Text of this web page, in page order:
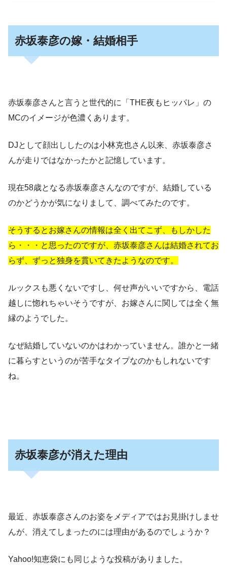
赤坂泰彦の嫁・結婚相手
赤坂泰彦さんと言うと世代的に「THE夜もヒッパレ」の
MCのイメージが色濃くあります。
DJとして顔出ししたのは小林克也さん以来、赤坂泰彦さ
んが走りではなかったかと記憶しています。
現在58歳となる赤坂泰彦さんなのですが、結婚している
のかどうかが気になりまして、調べてみたのです。
そうするとお嫁さんの情報は全く出てこず、もしかした
ら・・・と思ったのですが、赤坂泰彦さんは結婚されてお
らず、ずっと独身を貫いてきたようなのです。
ルックスも悪くないですし、何せ声がいいですから、電話
越しに惚れちゃいそうですが、お嫁さんに関しては全く無
縁のようでした。
なぜ結婚していないのかはわかっていません。誰かと一緒
に暮らすというのが苦手なタイプなのかもしれないです
ね。
赤坂泰彦が消えた理由
最近、赤坂泰彦さんのお姿をメディアではお見掛けしませ
んが、消えてしまったのには理由があるのでしょうか？
Yahoo!知恵袋にも同じような投稿がありました。